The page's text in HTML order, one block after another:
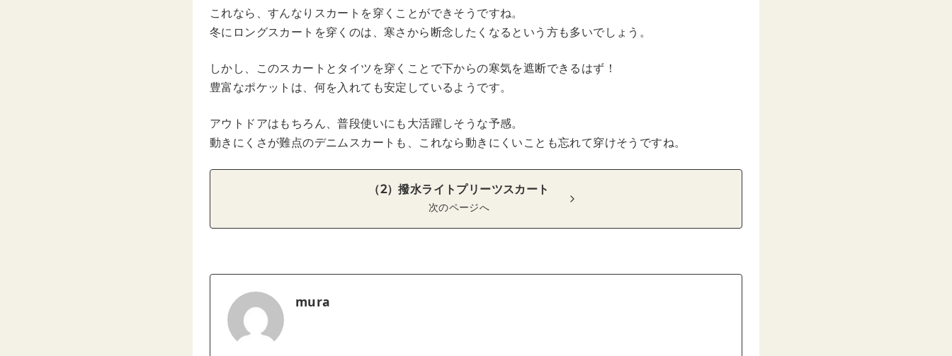
これなら、すんなりスカートを穿くことができそうですね。
冬にロングスカートを穿くのは、寒さから断念したくなるという方も多いでしょう。
しかし、このスカートとタイツを穿くことで下からの寒気を遮断できるはず！
豊富なポケットは、何を入れても安定しているようです。
アウトドアはもちろん、普段使いにも大活躍しそうな予感。
動きにくさが難点のデニムスカートも、これなら動きにくいことも忘れて穿けそうですね。
（2）撥水ライトプリーツスカート
次のページへ
mura